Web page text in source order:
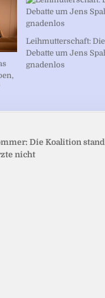
Leihmutterschaft: Die
Debatte um Jens
gnadenlos
Die Koalition
nicht